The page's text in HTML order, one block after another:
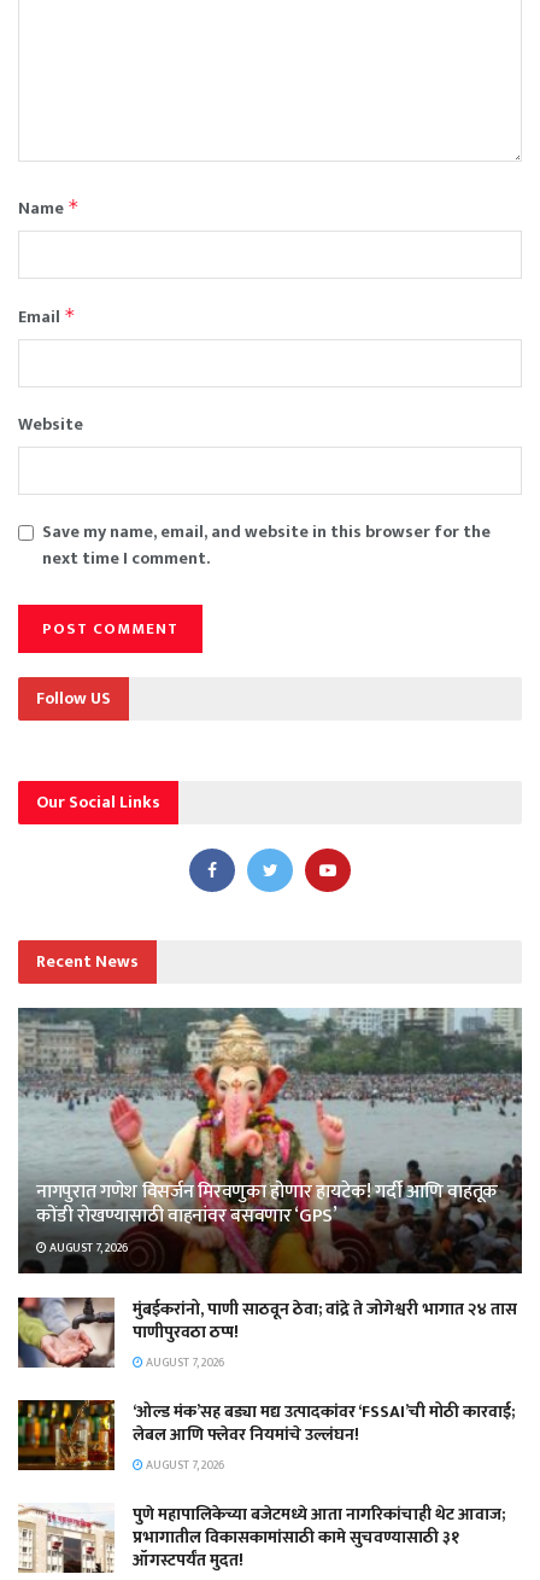
Name *
Email *
Website
Save my name, email, and website in this browser for the
next time I comment.
Follow US
Our Social Links
Recent News
नागपुरात गणेश विसर्जन मिरवणुका होणार हायटेक! गर्दी आणि वाहतूक
कोंडी रोखण्यासाठी वाहनांवर बसवणार ‘GPS’
AUGUST 7, 2026
मुंबईकरांनो, पाणी साठवून ठेवा; वांद्रे ते जोगेश्वरी भागात २४ तास
पाणीपुरवठा ठप्प!
AUGUST 7, 2026
‘ओल्ड मंक’सह बड्या मद्य उत्पादकांवर ‘FSSAI’ची मोठी कारवाई;
लेबल आणि फ्लेवर नियमांचे उल्लंघन!
AUGUST 7, 2026
पुणे महापालिकेच्या बजेटमध्ये आता नागरिकांचाही थेट आवाज;
प्रभागातील विकासकामांसाठी कामे सुचवण्यासाठी ३१
ऑगस्टपर्यंत मुदत!